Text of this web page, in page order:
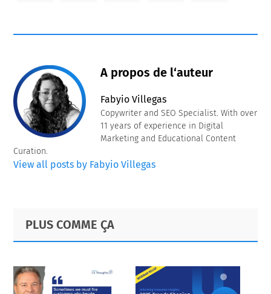
A propos de l‘auteur
Fabyio Villegas
Copywriter and SEO Specialist. With over
11 years of experience in Digital
Marketing and Educational Content
Curation.
View all posts by Fabyio Villegas
Primary
Sidebar
Footer
PLUS COMME ÇA